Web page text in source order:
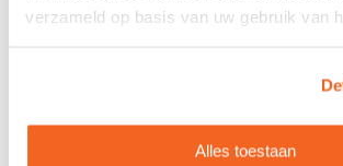
verzameld op basis van uw gebruik van
Alles toestaan